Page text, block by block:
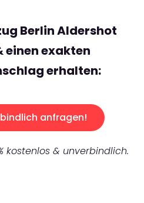
Berlin Aldershot
einen exakten
erhalten:
anfragen!
kostenlos & unverbindlich.